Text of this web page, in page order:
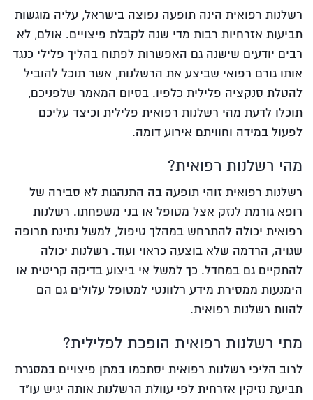
רשלנות רפואית הינה תופעה נפוצה בישראל, עליה מוגשות
תביעות אזרחיות רבות מדי שנה לקבלת פיצויים. אולם, לא
רבים יודעים שישנה גם האפשרות לפתוח בהליך פלילי כנגד
אותו גורם רפואי שביצע את הרשלנות, אשר תוכל להוביל
להטלת סנקציה פלילית כלפיו. בסיום המאמר שלפניכם,
תוכלו לדעת מהי רשלנות רפואית פלילית וכיצד עליכם
לפעול במידה וחוויתם אירוע דומה.
מהי רשלנות רפואית?
רשלנות רפואית זוהי תופעה בה התנהגות לא סבירה של
רופא גורמת לנזק אצל מטופל או בני משפחתו. רשלנות
רפואית יכולה להתרחש במהלך טיפול, למשל נתינת תרופה
שגויה, הרדמה שלא בוצעה כראוי ועוד. רשלנות יכולה
להתקיים גם במחדל. כך למשל אי ביצוע בדיקה קריטית או
הימנעות ממסירת מידע רלוונטי למטופל עלולים גם הם
להוות רשלנות רפואית.
מתי רשלנות רפואית הופכת לפלילית?
לרוב הליכי רשלנות רפואית יסתכמו במתן פיצויים במסגרת
תביעת נזיקין אזרחית לפי עוולת הרשלנות אותה יגיש עו"ד